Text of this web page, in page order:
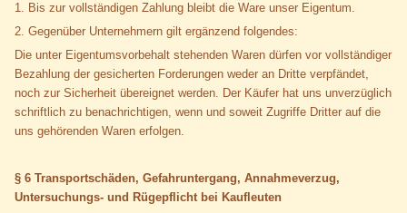
1. Bis zur vollständigen Zahlung bleibt die Ware unser Eigentum.
2. Gegenüber Unternehmern gilt ergänzend folgendes:
Die unter Eigentumsvorbehalt stehenden Waren dürfen vor vollständiger
Bezahlung der gesicherten Forderungen weder an Dritte verpfändet,
noch zur Sicherheit übereignet werden. Der Käufer hat uns unverzüglich
schriftlich zu benachrichtigen, wenn und soweit Zugriffe Dritter auf die
uns gehörenden Waren erfolgen.
§ 6 Transportschäden, Gefahruntergang, Annahmeverzug,
Untersuchungs- und Rügepflicht bei Kaufleuten